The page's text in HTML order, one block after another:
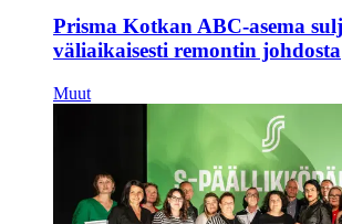
Prisma Kotkan ABC-asema
väliaikaisesti remontin johdosta
Muut